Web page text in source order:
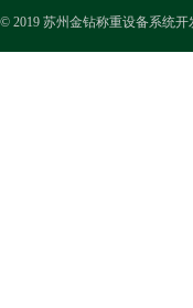
© 2019 苏州金钻称重设备系统开